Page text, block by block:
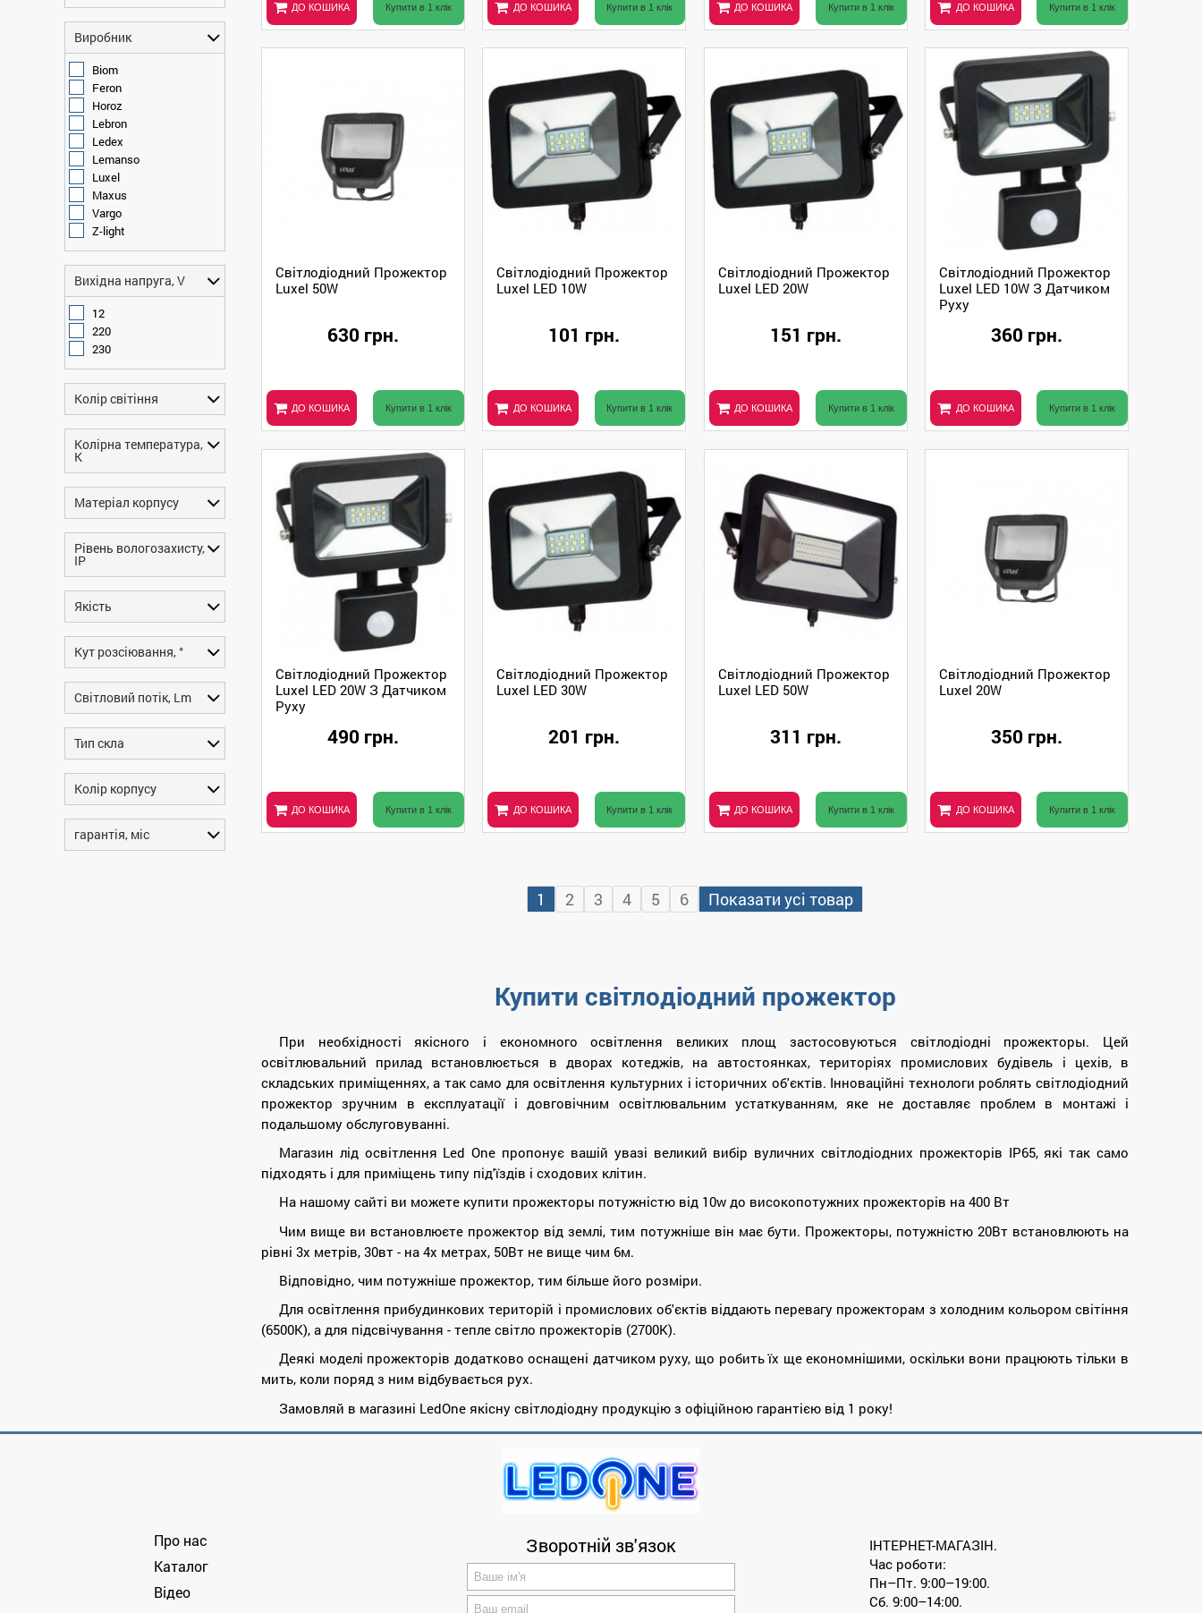
Виробник
Biom
Feron
Horoz
Lebron
Ledex
Lemanso
Luxel
Maxus
Vargo
Z-light
Вихідна напруга, V
12
220
230
Колір світіння
Колірна температура,
K
Матеріал корпусу
Рівень вологозахисту,
IP
Якість
Кут розсіювання, °
Світловий потік, Lm
Тип скла
Колір корпусу
гарантія, міс
ДО КОШИКА Купити в 1 клік ДО КОШИКА Купити в 1 клік ДО КОШИКА Купити в 1 клік ДО КОШИКА Купити в 1 клік
Світлодіодний Прожектор
Luxel 50W
630 грн.
ДО КОШИКА Купити в 1 клік
Світлодіодний Прожектор
Luxel LED 10W
101 грн.
ДО КОШИКА Купити в 1 клік
Світлодіодний Прожектор
Luxel LED 20W
151 грн.
ДО КОШИКА Купити в 1 клік
Світлодіодний Прожектор
Luxel LED 10W З Датчиком
Руху
360 грн.
ДО КОШИКА Купити в 1 клік
Світлодіодний Прожектор
Luxel LED 20W З Датчиком
Руху
490 грн.
ДО КОШИКА Купити в 1 клік
Світлодіодний Прожектор
Luxel LED 30W
201 грн.
ДО КОШИКА Купити в 1 клік
Світлодіодний Прожектор
Luxel LED 50W
311 грн.
ДО КОШИКА Купити в 1 клік
Світлодіодний Прожектор
Luxel 20W
350 грн.
ДО КОШИКА Купити в 1 клік
1 2 3 4 5 6 Показати усі товар
Купити світлодіодний прожектор
При необхідності якісного і економного освітлення великих площ застосовуються світлодіодні прожекторы. Цей
освітлювальний прилад встановлюється в дворах котеджів, на автостоянках, територіях промислових будівель і цехів, в
складських приміщеннях, а так само для освітлення культурних і історичних об'єктів. Інноваційні технологи роблять світлодіодний
прожектор зручним в експлуатації і довговічним освітлювальним устаткуванням, яке не доставляє проблем в монтажі і
подальшому обслуговуванні.
Магазин лід освітлення Led One пропонує вашій увазі великий вибір вуличних світлодіодних прожекторів IP65, які так само
підходять і для приміщень типу під'їздів і сходових клітин.
На нашому сайті ви можете купити прожекторы потужністю від 10w до високопотужних прожекторів на 400 Вт
Чим вище ви встановлюєте прожектор від землі, тим потужніше він має бути. Прожекторы, потужністю 20Вт встановлюють на
рівні 3х метрів, 30вт - на 4х метрах, 50Вт не вище чим 6м.
Відповідно, чим потужніше прожектор, тим більше його розміри.
Для освітлення прибудинкових територій і промислових об'єктів віддають перевагу прожекторам з холодним кольором світіння
(6500К), а для підсвічування - тепле світло прожекторів (2700К).
Деякі моделі прожекторів додатково оснащені датчиком руху, що робить їх ще економнішими, оскільки вони працюють тільки в
мить, коли поряд з ним відбувається рух.
Замовляй в магазині LedOne якісну світлодіодну продукцію з офіційною гарантією від 1 року!
Про нас
Каталог
Відео
Зворотній зв'язок
ІНТЕРНЕТ-МАГАЗІН.
Час роботи:
Пн–Пт. 9:00–19:00.
Сб. 9:00–14:00.